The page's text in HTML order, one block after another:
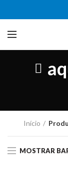
Início
MOSTRAR